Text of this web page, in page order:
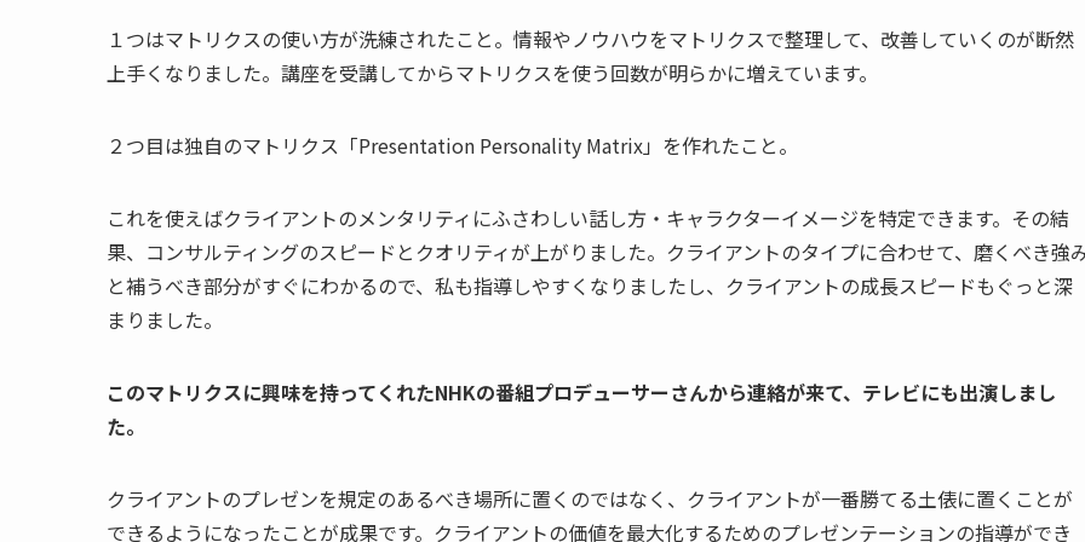
１つはマトリクスの使い方が洗練されたこと。情報やノウハウをマトリクスで整理して、改善していくのが断然
上手くなりました。講座を受講してからマトリクスを使う回数が明らかに増えています。
２つ目は独自のマトリクス「Presentation Personality Matrix」を作れたこと。
これを使えばクライアントのメンタリティにふさわしい話し方・キャラクターイメージを特定できます。その結
果、コンサルティングのスピードとクオリティが上がりました。クライアントのタイプに合わせて、磨くべき強
と補うべき部分がすぐにわかるので、私も指導しやすくなりましたし、クライアントの成長スピードもぐっと深
まりました。
このマトリクスに興味を持ってくれたNHKの番組プロデューサーさんから連絡が来て、テレビにも出演しまし
た。
クライアントのプレゼンを規定のあるべき場所に置くのではなく、クライアントが一番勝てる土俵に置くことが
できるようになったことが成果です。クライアントの価値を最大化するためのプレゼンテーションの指導ができ